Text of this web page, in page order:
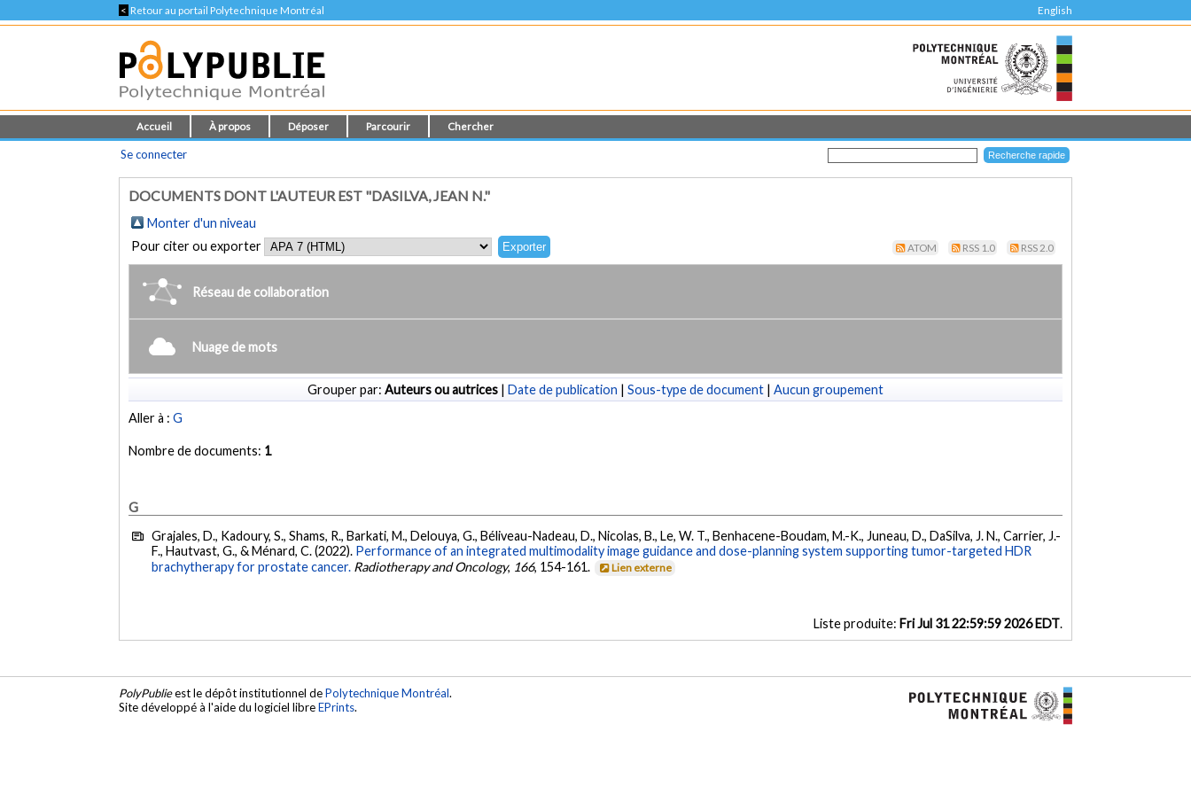
< Retour au portail Polytechnique Montréal English
Accueil À propos Déposer Parcourir Chercher
Se connecter
DOCUMENTS DONT L'AUTEUR EST "DASILVA, JEAN N."
Monter d'un niveau
Pour citer ou exporter
ATOM RSS 1.0 RSS 2.0
Réseau de collaboration
Nuage de mots
Grouper par: Auteurs ou autrices | Date de publication | Sous-type de document | Aucun groupement
Aller à :G
Nombre de documents: 1
G
Grajales, D., Kadoury, S., Shams, R., Barkati, M., Delouya, G., Béliveau-Nadeau, D., Nicolas, B., Le, W. T., Benhacene-Boudam, M.-K., Juneau, D., DaSilva, J. N., Carrier, J.-
F., Hautvast, G., & Ménard, C. (2022). Performance of an integrated multimodality image guidance and dose-planning system supporting tumor-targeted HDR
brachytherapy for prostate cancer. Radiotherapy and Oncology, 166, 154-161. Lien externe
Liste produite: Fri Jul 31 22:59:59 2026 EDT.
PolyPublieest le dépôt institutionnel dePolytechnique Montréal.
Site développé à l'aide du logiciel libreEPrints.